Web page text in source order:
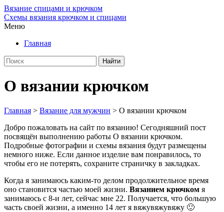
Вязание спицами и крючком
Схемы вязания крючком и спицами
Меню
Главная
О вязании крючком
Главная > Вязание для мужчин > О вязании крючком
Добро пожаловать на сайт по вязанию! Сегодняшний пост
посвящён выполнению работы О вязании крючком.
Подробные фотографии и схемы вязания будут размещены
немного ниже. Если данное изделие вам понравилось, то
чтобы его не потерять, сохраните страничку в закладках.
Когда я занимаюсь каким-то делом продолжительное время
оно становится частью моей жизни. Вязанием крючком я
занимаюсь с 8-и лет, сейчас мне 22. Получается, что большую
часть своей жизни, а именно 14 лет я вяжувяжувяжу 🙂